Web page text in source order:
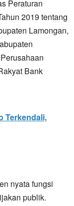
Peraturan
2019 tentang
Lamongan,
Bank
Terkendali,
nyata fungsi
publik.